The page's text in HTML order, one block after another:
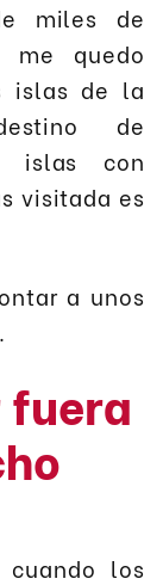
miles de
me quedo
islas de la
de
islas con
visitada es
a unos
fuera
los